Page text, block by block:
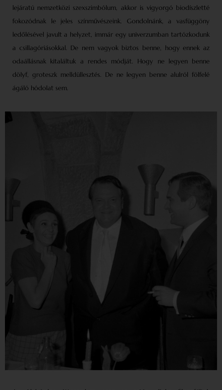
lejáratú nemzetközi szexszimbólum, akkor is vigyorgó biodíszletté
fokozódnak le jeles színművészeink. Gondolnánk, a vasfüggöny
ledőlésével javult a helyzet, immár egy univerzumban tartózkodunk
a csillagóriásokkal. De nem vagyok biztos benne, hogy ennek az
odaállásnak kitaláltuk a rendes módját. Hogy ne legyen benne
dölyf, groteszk melldüllesztés. De ne legyen benne alulról fölfelé
ágáló hódolat sem.